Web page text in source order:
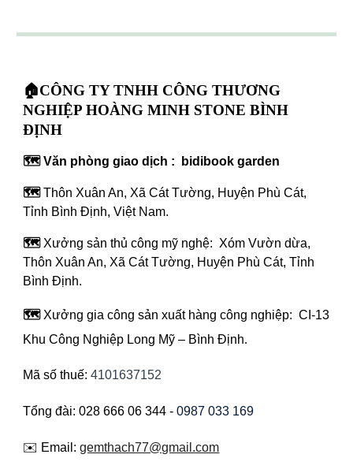
🏠CÔNG TY TNHH CÔNG THƯƠNG
NGHIỆP HOÀNG MINH STONE BÌNH
ĐỊNH
🗺️ Văn phòng giao dịch : bidibook garden
🗺️Thôn Xuân An, Xã Cát Tường, Huyện Phù Cát,
Tỉnh Bình Định, Việt Nam.
🗺️ Xưởng sản thủ công mỹ nghệ: Xóm Vườn dừa,
Thôn Xuân An, Xã Cát Tường, Huyện Phù Cát, Tỉnh
Bình Định.
🗺️ Xưởng gia công sản xuất hàng công nghiệp: CI-13
Khu Công Nghiệp Long Mỹ – Bình Định.
Mã số thuế:4101637152
Tổng đài: 028 666 06 344 -0987 033 169
✉️ Email:gemthach77@gmail.com